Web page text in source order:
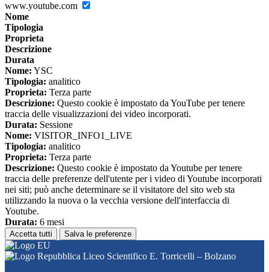
www.youtube.com
Nome
Tipologia
Proprieta
Descrizione
Durata
Nome: YSC
Tipologia: analitico
Proprieta: Terza parte
Descrizione: Questo cookie è impostato da YouTube per tenere
traccia delle visualizzazioni dei video incorporati.
Durata: Sessione
Nome: VISITOR_INFO1_LIVE
Tipologia: analitico
Proprieta: Terza parte
Descrizione: Questo cookie è impostato da Youtube per tenere
traccia delle preferenze dell'utente per i video di Youtube incorporati
nei siti; può anche determinare se il visitatore del sito web sta
utilizzando la nuova o la vecchia versione dell'interfaccia di
Youtube.
Durata: 6 mesi
Accetta tutti Salva le preferenze
Liceo Scientifico E. Torricelli – Bolzano